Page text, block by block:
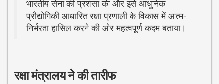
भारतीय सेना की प्रशंसा की और इसे आधुनिक
प्रौद्योगिकी आधारित रक्षा प्रणाली के विकास में आत्म-
निर्भरता हासिल करने की ओर महत्वपूर्ण कदम बताया।
रक्षा मंत्रालय ने की तारीफ